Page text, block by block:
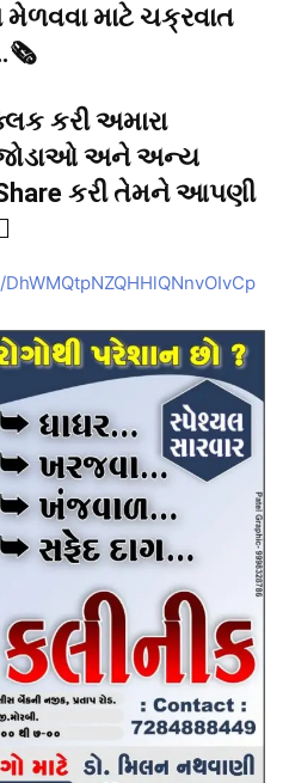
મેળવવા માટે ચક્રવાત
કરી અમારા
જોડાઓ અને અન્ય
કરી તેમને આપણી